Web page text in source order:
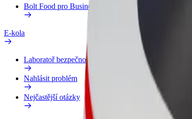
Bolt Food pro Business
E-kola
Laboratoř bezpečnosti
Nahlásit problém
Nejčastější otázky